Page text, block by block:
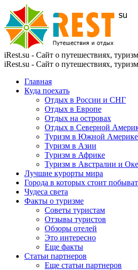
iRest.su - Сайт о путешествиях,
iRest.su - Сайт о путешествиях,
Главная
Куда поехать
Отдых в России и СНГ
Отдых в Европе
Отдых на островах
Отдых в Северной
Туризм в Южной Америке
Туризм в Азии
Туризм в Африке
Туризм в Австралии и
Лучшие курорты мира
Города в которых стоит
Чудеса света
Факты о туризме
Советы туристам
Отзывы туристов
Обзоры отелей
Это интересно
Еще факты
Статьи партнеров
Еще статьи партнеров